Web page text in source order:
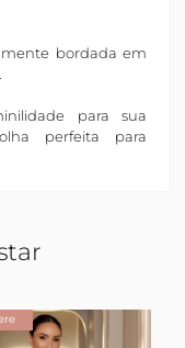
bordada em
para sua
perfeita para